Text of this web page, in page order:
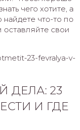
чего хотите, а
что-то по
оставляйте свои
23-fevralya-v-
ДЕЛА: 23
И ГДЕ